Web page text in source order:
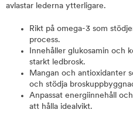
avlastar lederna ytterligare.
Rikt på omega-3 som
process.
Innehåller glukosamin och
starkt ledbrosk.
Mangan och antioxidanter
och stödja
Anpassat energiinnehåll
att hålla idealvikt.